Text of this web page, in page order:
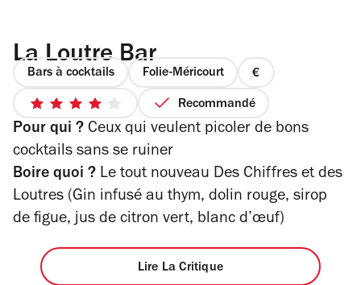
La Loutre Bar
Bars à cocktails Folie-Méricourt
prix
1
sur
4
sur
5
étoiles
Recommandé
Pour qui ? Ceux qui veulent picoler de bons
cocktails sans se ruiner
Boire quoi ? Le tout nouveau Des Chiffres et des
Loutres (Gin infusé au thym, dolin rouge, sirop
de figue, jus de citron vert, blanc d’œuf)
Lire La Critique